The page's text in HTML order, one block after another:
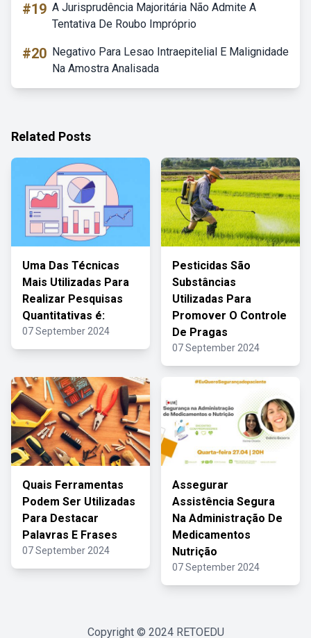
#19 A Jurisprudência Majoritária Não Admite A
Tentativa De Roubo Impróprio
#20 Negativo Para Lesao Intraepitelial E Malignidade
Na Amostra Analisada
Related Posts
Uma Das Técnicas
Mais Utilizadas Para
Realizar Pesquisas
Quantitativas é:
07 September 2024
Pesticidas São
Substâncias
Utilizadas Para
Promover O Controle
De Pragas
07 September 2024
Quais Ferramentas
Podem Ser Utilizadas
Para Destacar
Palavras E Frases
07 September 2024
Assegurar
Assistência Segura
Na Administração De
Medicamentos
Nutrição
07 September 2024
Copyright © 2024 RETOEDU